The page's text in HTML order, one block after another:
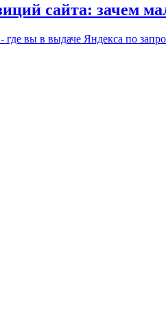
сайта: зачем
вы в выдаче Яндекса по